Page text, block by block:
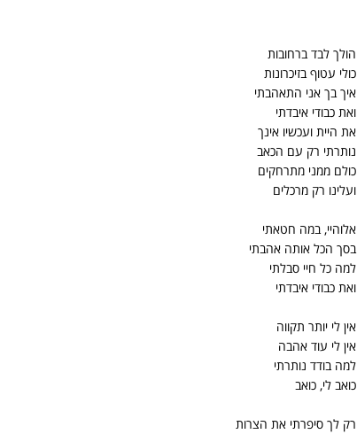
הולך לבד ברחובות
כולי עטוף בזיכרונות
איך בך אני התאהבתי
ואת כבודי איבדתי
את היית ועכשיו אינך
נותרתי רק עם הכאב
כולם ממני מתרחקים
ועלינו רק מרכלים
אלוהיי, במה חטאתי
בסך הכל אותה אהבתי
למה כל חיי סבלתי
ואת כבודי איבדתי
אין לי יותר תקווה
אין לי עוד אהבה
למה בודד נותרתי
כואב לי, כואב
רק לך סיפרתי את הצרות